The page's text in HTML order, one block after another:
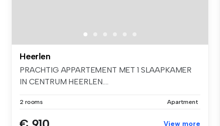
Heerlen
PRACHTIG APPARTEMENT MET 1 SLAAPKAMER
IN CENTRUM HEERLEN....
2 rooms Apartment
View more